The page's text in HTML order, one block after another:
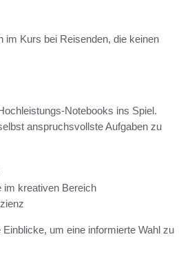
im Kurs bei Reisenden, die keinen
Notebooks ins Spiel.
anspruchsvollste Aufgaben zu
im kreativen Bereich
um eine informierte Wahl zu